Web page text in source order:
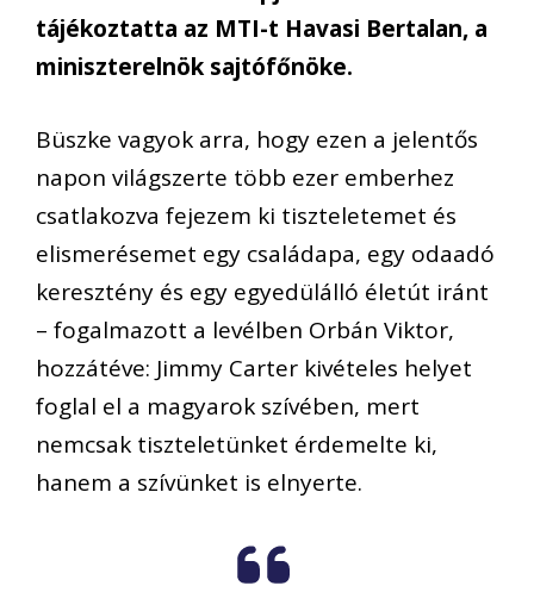
tájékoztatta az MTI-t Havasi Bertalan, a
miniszterelnök sajtófőnöke.
Büszke vagyok arra, hogy ezen a jelentős
napon világszerte több ezer emberhez
csatlakozva fejezem ki tiszteletemet és
elismerésemet egy családapa, egy odaadó
keresztény és egy egyedülálló életút iránt
– fogalmazott a levélben Orbán Viktor,
hozzátéve: Jimmy Carter kivételes helyet
foglal el a magyarok szívében, mert
nemcsak tiszteletünket érdemelte ki,
hanem a szívünket is elnyerte.